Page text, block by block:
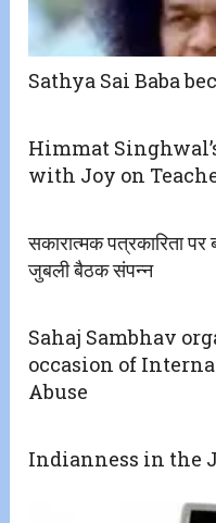
Sathya Sai Baba
Himmat
with Joy on
सकारात्मक पत्रकारिता
जुबली बैठक संपन्न
Sahaj Sambhav
occasion of
Abuse
Indianness in the